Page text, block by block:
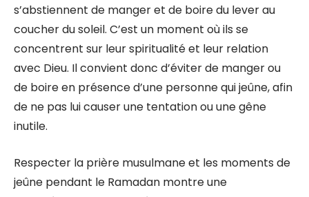
s’abstiennent de manger et de boire du lever au
coucher du soleil. C’est un moment où ils se
concentrent sur leur spiritualité et leur relation
avec Dieu. Il convient donc d’éviter de manger ou
de boire en présence d’une personne qui jeûne, afin
de ne pas lui causer une tentation ou une gêne
inutile.
Respecter la prière musulmane et les moments de
jeûne pendant le Ramadan montre une